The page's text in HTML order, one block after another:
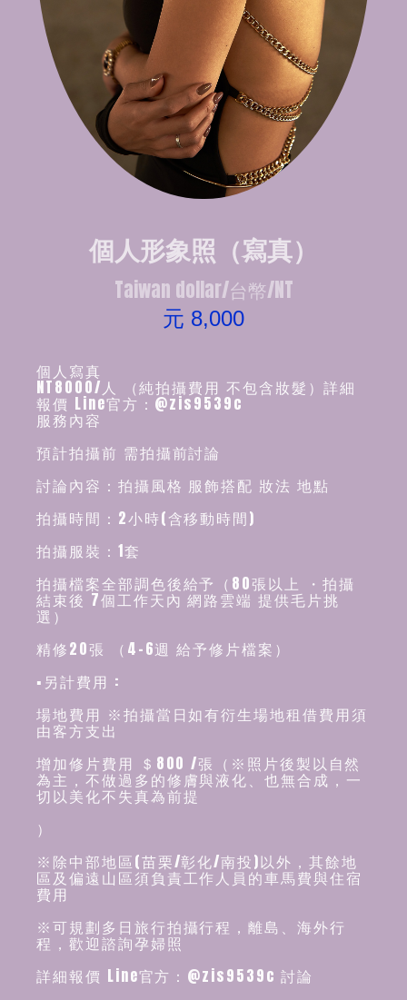
個人形象照（寫真）
Taiwan dollar/台幣/NT
元 8,000
個人寫真
NT8000/人 （純拍攝費用 不包含妝髮）詳細
報價 Line官方：@zis9539c
服務內容
預計拍攝前 需拍攝前討論
討論內容：拍攝風格 服飾搭配 妝法 地點
拍攝時間：2小時(含移動時間)
拍攝服裝：1套
拍攝檔案全部調色後給予（80張以上 ・拍攝
結束後 7個工作天內 網路雲端 提供毛片挑
選）
精修20張 （4-6週 給予修片檔案）
▪️另計費用 :
場地費用 ※拍攝當日如有衍生場地租借費用須
由客方支出
增加修片費用 ＄800 /張（※照片後製以自然
為主，不做過多的修膚與液化、也無合成，一
切以美化不失真為前提
）
※除中部地區(苗栗/彰化/南投)以外，其餘地
區及偏遠山區須負責工作人員的車馬費與住宿
費用
※可規劃多日旅行拍攝行程，離島、海外行
程，歡迎諮詢孕婦照
詳細報價 Line官方：@zis9539c 討論